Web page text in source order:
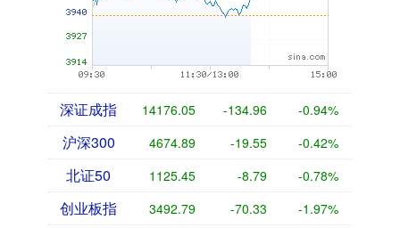
深证成指 14176.05 -134.96 -0.94%
沪深300 4674.89 -19.55 -0.42%
北证50 1125.45 -8.79 -0.78%
创业板指 3492.79 -70.33 -1.97%